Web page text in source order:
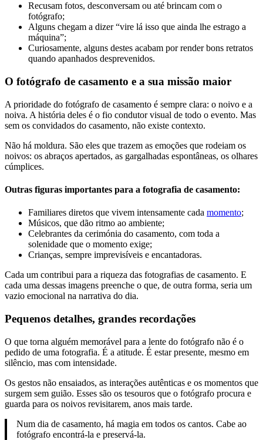
Recusam fotos, desconversam ou até brincam com o
fotógrafo;
Alguns chegam a dizer “vire lá isso que ainda lhe estrago a
máquina”;
Curiosamente, alguns destes acabam por render bons retratos
quando apanhados desprevenidos.
O fotógrafo de casamento e a sua missão maior
A prioridade do fotógrafo de casamento é sempre clara: o noivo e a
noiva. A história deles é o fio condutor visual de todo o evento. Mas
sem os convidados do casamento, não existe contexto.
Não há moldura. São eles que trazem as emoções que rodeiam os
noivos: os abraços apertados, as gargalhadas espontâneas, os olhares
cúmplices.
Outras figuras importantes para a fotografia de casamento:
Familiares diretos que vivem intensamente cada momento;
Músicos, que dão ritmo ao ambiente;
Celebrantes da cerimónia do casamento, com toda a
solenidade que o momento exige;
Crianças, sempre imprevisíveis e encantadoras.
Cada um contribui para a riqueza das fotografias de casamento. E
cada uma dessas imagens preenche o que, de outra forma, seria um
vazio emocional na narrativa do dia.
Pequenos detalhes, grandes recordações
O que torna alguém memorável para a lente do fotógrafo não é o
pedido de uma fotografia. É a atitude. É estar presente, mesmo em
silêncio, mas com intensidade.
Os gestos não ensaiados, as interações autênticas e os momentos que
surgem sem guião. Esses são os tesouros que o fotógrafo procura e
guarda para os noivos revisitarem, anos mais tarde.
Num dia de casamento, há magia em todos os cantos. Cabe ao
fotógrafo encontrá-la e preservá-la.